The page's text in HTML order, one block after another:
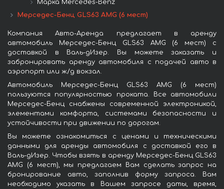
Марка Mercedes-Benz
Мерседес-Бенц GLS63 AMG (6 мест)
Компания Авто-Аренда предлагает в аренду
автомобиль Мерседес-Бенц GLS63 AMG (6 мест) с
доставкой в Валь-дИзер. Вы можете заказать и
забронировать аренду автомобиля с подачей авто в
аэропорт или ж/д вокзал.
Автомобиль Мерседес-Бенц GLS63 AMG (6 мест)
пользуются популярностью проката. Все автомобили
Мерседес-Бенц снабжены современной электроникой,
элементами комфорта, системами безопасности и
устойчивости при движении по дорогам.
Вы можете ознакомиться с ценами и техническими
данными для аренды автомобиля с доставкой его в
Валь-дИзер. Чтобы взять в аренду Мерседес-Бенц GLS63
AMG (6 мест), мы предлагаем Вам сделать запрос на
бронирование авто, заполнив форму запроса. Вам
необходимо указать в Вашем запросе даты, время,